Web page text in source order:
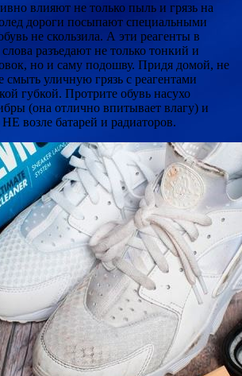
влияют не только пыль и грязь на
дороги посыпают специальными
не скользила. А эти реагенты в
разъедают не только тонкий и
но и саму подошву. Придя домой, не
смыть уличную грязь с реагентами
губкой. Протрите обувь насухо
(она отлично впитывает влагу) и
возле батарей и радиаторов.